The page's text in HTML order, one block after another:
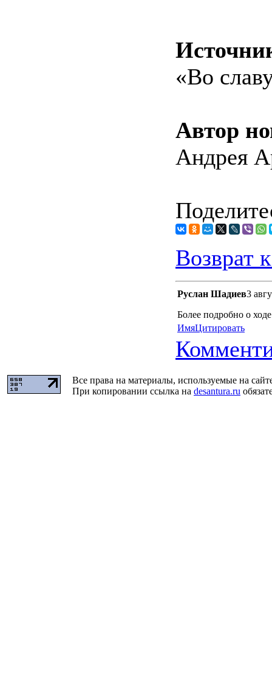
«Во
Автор
Андрея
Возврат
Руслан Шадиев3
Более подробно о
ИмяЦитировать
Все права на материалы, используемые на
При копировании ссылка на desantura.ru